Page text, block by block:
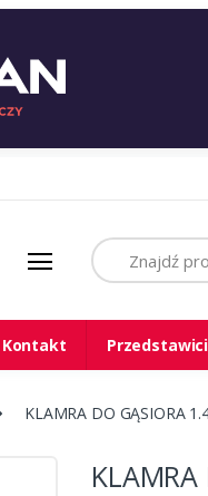
Szukaj
Kontakt
KLAMRA DO GĄSIORA